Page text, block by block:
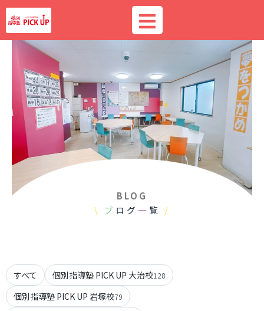
内
容
を
BLOG
\
ブ ログ 一 覧 /
すべて 個別指導塾 PICK UP 大治校128
個別指導塾 PICK UP 岩塚校79